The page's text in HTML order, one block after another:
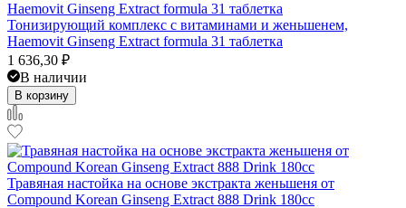
Тонизирующий комплекс с витаминами и женьшенем,
Haemovit Ginseng Extract formula 31 таблетка
1 636,30 ₽
В наличии
В корзину
Травяная настойка на основе экстракта женьшеня от
Compound Korean Ginseng Extract 888 Drink 180cc